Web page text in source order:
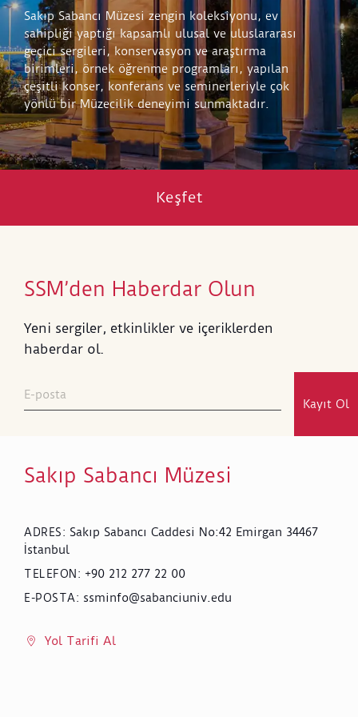
Sakıp Sabancı Müzesi zengin koleksiyonu, ev
sahipliği yaptığı kapsamlı ulusal ve uluslararası
geçici sergileri, konservasyon ve araştırma
birimleri, örnek öğrenme programları, yapılan
çeşitli konser, konferans ve seminerleriyle çok
yönlü bir Müzecilik deneyimi sunmaktadır.
Keşfet
SSM’den Haberdar Olun
Yeni sergiler, etkinlikler ve içeriklerden
haberdar ol.
Kayıt Ol
Sakıp Sabancı Müzesi
ADRES: Sakıp Sabancı Caddesi No:42 Emirgan 34467
İstanbul
TELEFON : +90 212 277 22 00
E-POSTA: ssminfo@sabanciuniv.edu
Yol Tarifi Al